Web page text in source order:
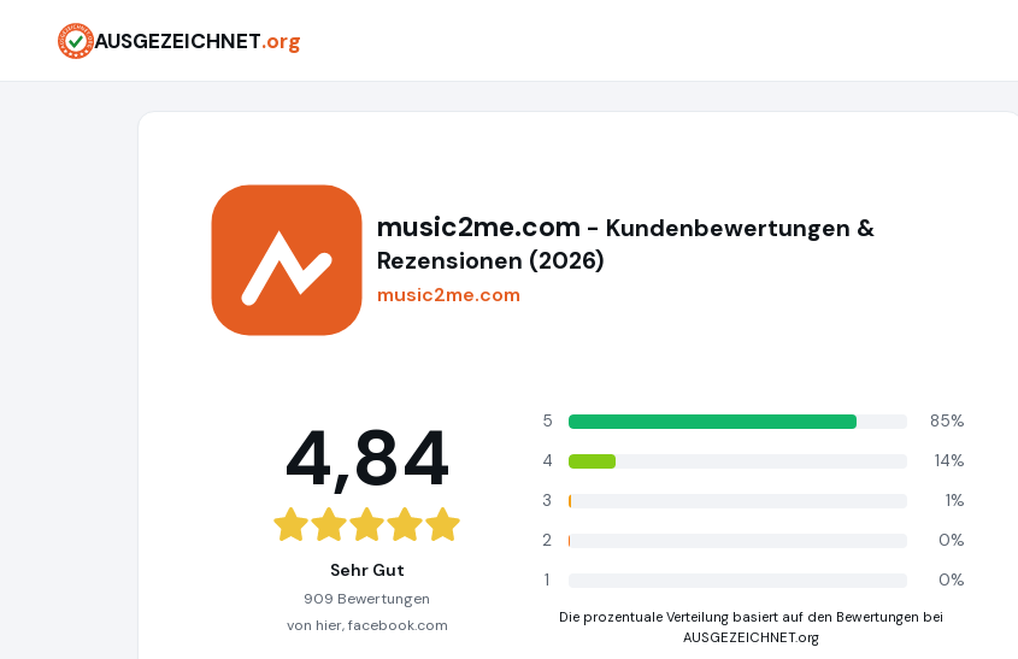
AUSGEZEICHNET.org
music2me.com - Kundenbewertungen &
Rezensionen (2026)
music2me.com
4,84
Sehr Gut
909 Bewertungen
von hier, facebook.com
5
85%
4
14%
3
1%
2
0%
1
0%
Die prozentuale Verteilung basiert auf den Bewertungen bei
AUSGEZEICHNET.org